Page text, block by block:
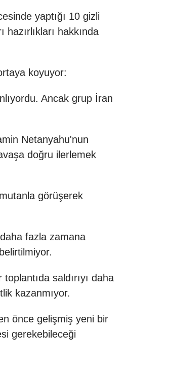
yaptığı 10 gizli
hakkında
koyuyor:
Ancak grup İran
Netanyahu'nun
doğru ilerlemek
görüşerek
fazla zamana
saldırıyı daha
kazanmıyor.
önce gelişmiş yeni bir
gerekebileceği